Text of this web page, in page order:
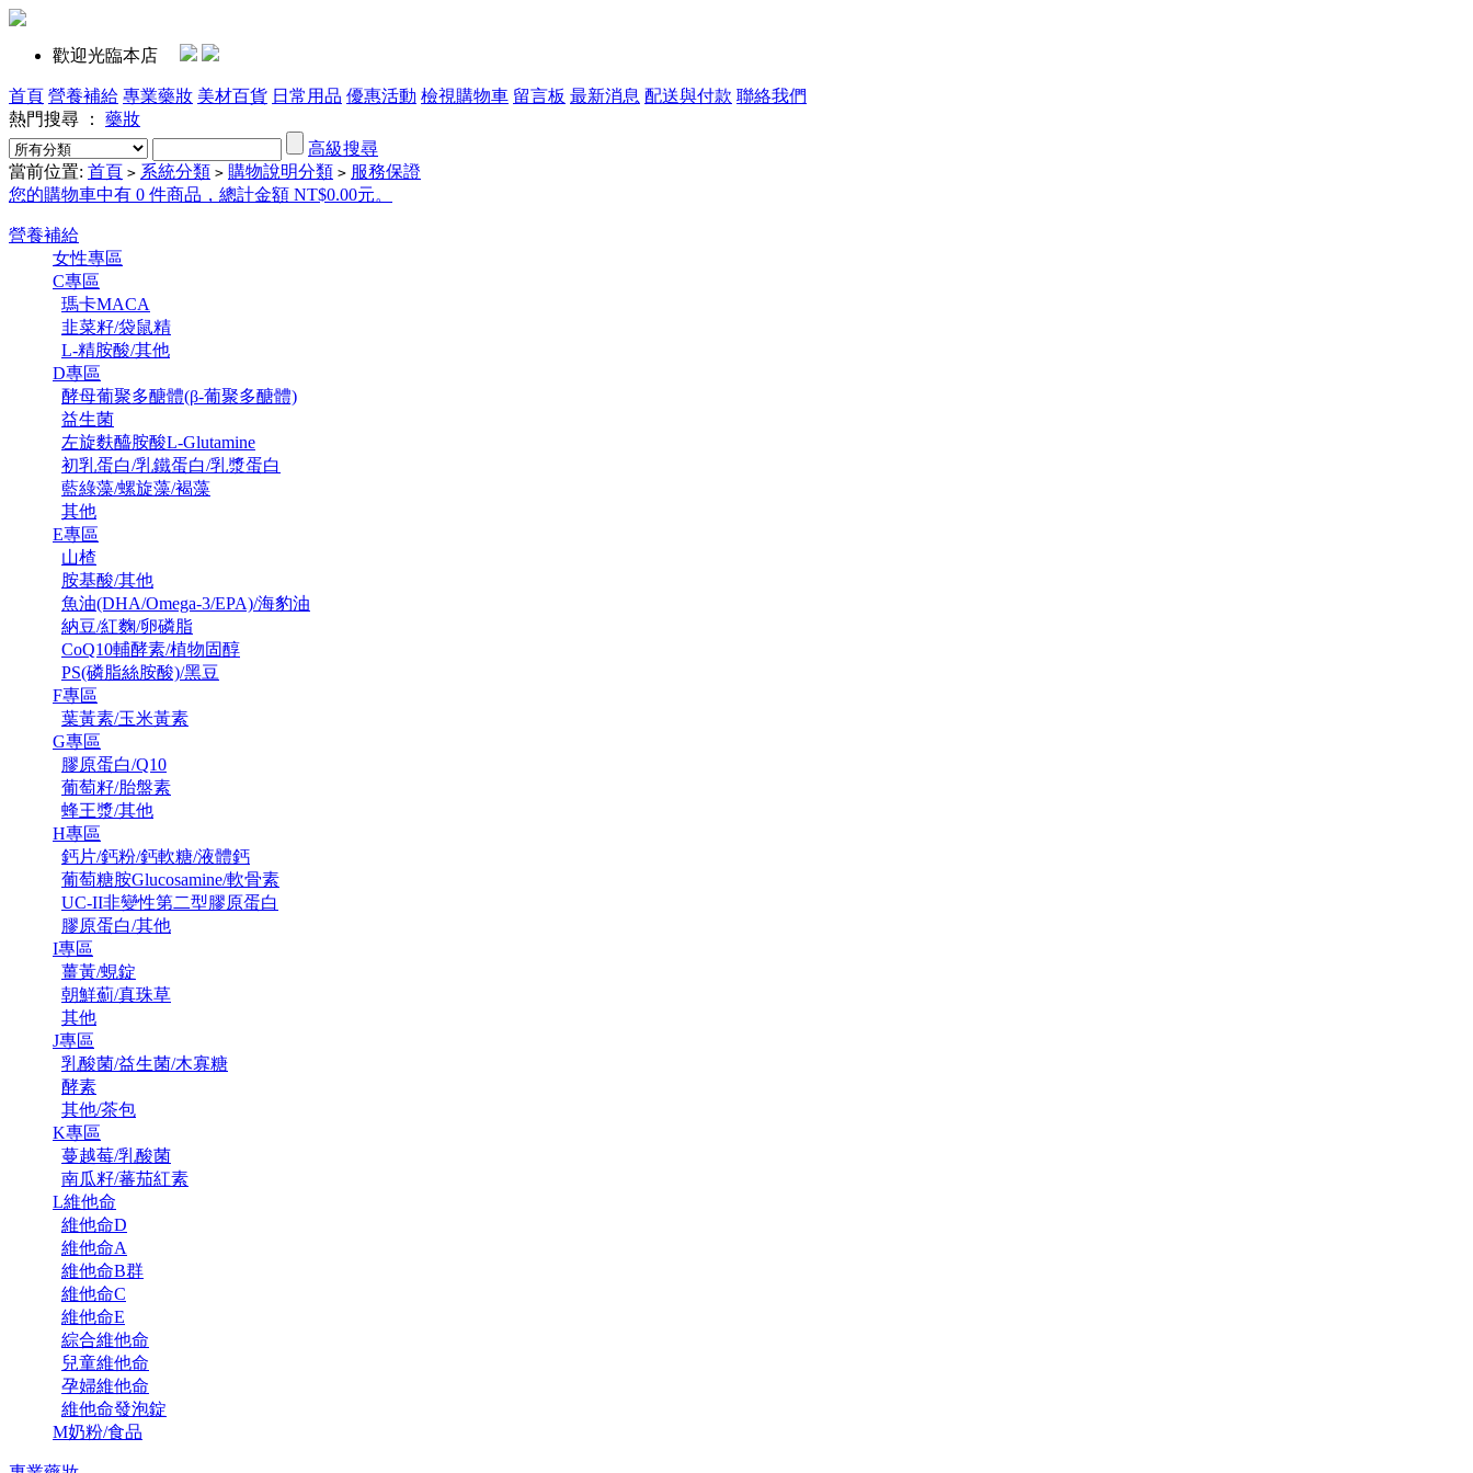
歡迎光臨本店
首頁 營養補給 專業藥妝 美材百貨 日常用品 優惠活動 檢視購物車 留言板 最新消息 配送與付款 聯絡我們
熱門搜尋 ： 藥妝
高級搜尋
當前位置: 首頁 > 系統分類 > 購物說明分類 > 服務保證
您的購物車中有 0 件商品，總計金額 NT$0.00元。
營養補給
女性專區
C專區
瑪卡MACA
韭菜籽/袋鼠精
L-精胺酸/其他
D專區
酵母葡聚多醣體(β-葡聚多醣體)
益生菌
左旋麩醯胺酸L-Glutamine
初乳蛋白/乳鐵蛋白/乳漿蛋白
藍綠藻/螺旋藻/褐藻
其他
E專區
山楂
胺基酸/其他
魚油(DHA/Omega-3/EPA)/海豹油
納豆/紅麴/卵磷脂
CoQ10輔酵素/植物固醇
PS(磷脂絲胺酸)/黑豆
F專區
葉黃素/玉米黃素
G專區
膠原蛋白/Q10
葡萄籽/胎盤素
蜂王漿/其他
H專區
鈣片/鈣粉/鈣軟糖/液體鈣
葡萄糖胺Glucosamine/軟骨素
UC-II非變性第二型膠原蛋白
膠原蛋白/其他
I專區
薑黃/蜆錠
朝鮮薊/真珠草
其他
J專區
乳酸菌/益生菌/木寡糖
酵素
其他/茶包
K專區
蔓越莓/乳酸菌
南瓜籽/蕃茄紅素
L維他命
維他命D
維他命A
維他命B群
維他命C
維他命E
綜合維他命
兒童維他命
孕婦維他命
維他命發泡錠
M奶粉/食品